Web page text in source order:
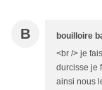
B bouilloire
<br /> je
durcisse je
ainsi nous